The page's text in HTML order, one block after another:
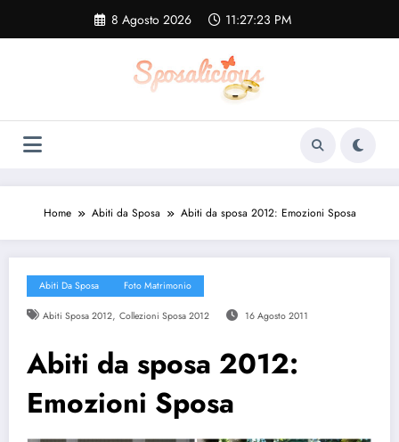
contenuto
8 Agosto 2026 11:27:24 PM
Home Abiti da Sposa Abiti da sposa 2012: Emozioni Sposa
Abiti Da Sposa Foto Matrimonio
Abiti Sposa 2012, Collezioni Sposa 2012 16 Agosto 2011
Abiti da sposa 2012:
Emozioni Sposa